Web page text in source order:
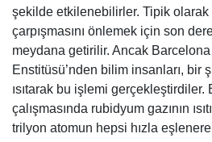
şekilde etkilenebilirler. Tipik olarak
çarpışmasını önlemek için son
meydana getirilir. Ancak
Enstitüsü’nden bilim insanları, bir
ısıtarak bu işlemi gerçekleştirdiler.
çalışmasında rubidyum gazının
trilyon atomun hepsi hızla